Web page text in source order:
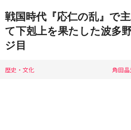
戦国時代『応仁の乱』で
て下剋上を果たした波多
ジ目
歴史・文化 角田晶